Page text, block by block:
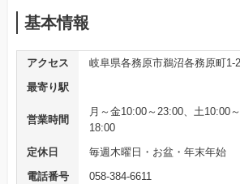
基本情報
アクセス
岐阜県各務原市鵜沼各務原町1-
最寄り駅
営業時間
月～金10:00～23:00、土10:00
18:00
定休日
毎週木曜日・お盆・年末年始
電話番号
058-384-6611